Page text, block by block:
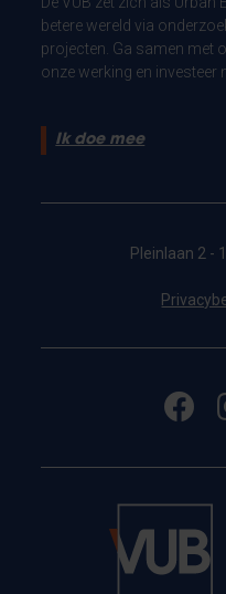
betere wereld via
projecten. Ga samen met
onze werking en investeer
Ik doe mee
Pleinlaan 2 -